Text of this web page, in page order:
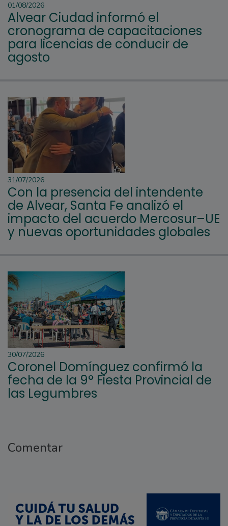
01/08/2026
Alvear Ciudad informó el
cronograma de capacitaciones
para licencias de conducir de
agosto
31/07/2026
Con la presencia del intendente
de Alvear, Santa Fe analizó el
impacto del acuerdo Mercosur–UE
y nuevas oportunidades globales
30/07/2026
Coronel Domínguez confirmó la
fecha de la 9° Fiesta Provincial de
las Legumbres
Comentar